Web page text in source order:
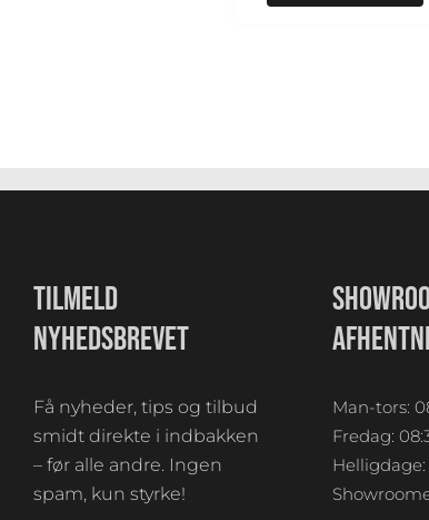
TILMELD
NYHEDSBREVET
Få nyheder, tips og tilbud
smidt direkte i indbakken
– før alle andre. Ingen
spam, kun styrke!
Man-tors:
Fredag: